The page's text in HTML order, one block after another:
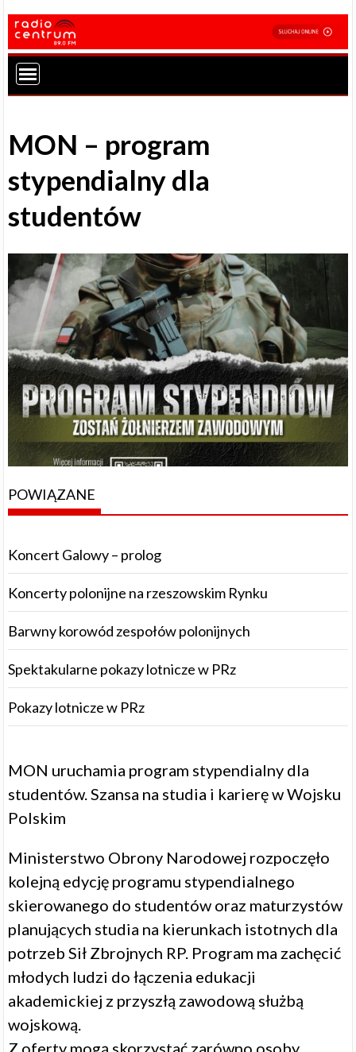
MON – program
stypendialny dla
studentów
POWIĄZANE
Koncert Galowy – prolog
Koncerty polonijne na rzeszowskim Rynku
Barwny korowód zespołów polonijnych
Spektakularne pokazy lotnicze w PRz
Pokazy lotnicze w PRz
MON uruchamia program stypendialny dla
studentów. Szansa na studia i karierę w Wojsku
Polskim
Ministerstwo Obrony Narodowej rozpoczęło
kolejną edycję programu stypendialnego
skierowanego do studentów oraz maturzystów
planujących studia na kierunkach istotnych dla
potrzeb Sił Zbrojnych RP. Program ma zachęcić
młodych ludzi do łączenia edukacji
akademickiej z przyszłą zawodową służbą
wojskową.
Z oferty mogą skorzystać zarówno osoby